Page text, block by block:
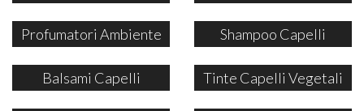
Profumatori Ambiente Shampoo Capelli
Balsami Capelli Tinte Capelli Vegetali